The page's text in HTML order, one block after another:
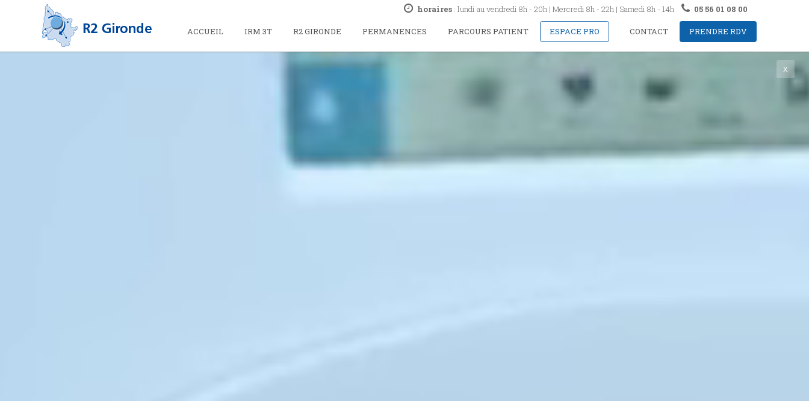
horaires : lundi au vendredi 8h - 20h | Mercredi 8h - 22h | Samedi 8h - 14h 05 56 01 08 00
ACCUEIL IRM 3T R2 GIRONDE PERMANENCES PARCOURS PATIENT ESPACE PRO CONTACT PRENDRE RDV
X